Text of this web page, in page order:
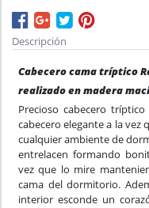
Descripción
Cabecero cama tríptico
realizado en madera
Precioso cabecero
cabecero elegante a la vez
cualquier ambiente de
entrelacen formando
vez que lo mire
cama del dormitorio.
interior esconde un